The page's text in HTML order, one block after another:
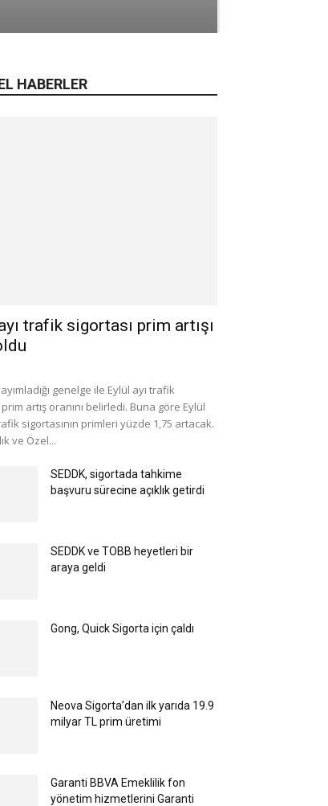
HABERLER
trafik sigortası prim artışı
genelge ile Eylül ayı trafik
artış oranını belirledi. Buna göre Eylül
sigortasının primleri yüzde 1,75 artacak.
ve Özel...
SEDDK, sigortada tahkime
başvuru sürecine açıklık getirdi
SEDDK ve TOBB heyetleri bir
araya geldi
Gong, Quick Sigorta için çaldı
Neova Sigorta’dan ilk yarıda 19.9
milyar TL prim üretimi
Garanti BBVA Emeklilik fon
yönetim hizmetlerini Garanti